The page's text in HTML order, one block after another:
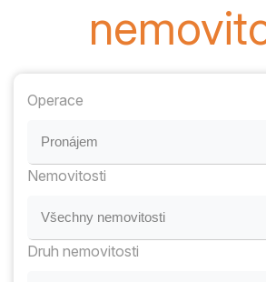
Operace
Pronájem
Nemovitosti
Všechny nemovitosti
Druh nemovitosti